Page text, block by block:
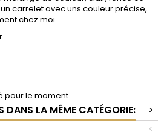
carrelet avec uns couleur précise,
chez moi.
pour le moment.
DANS LA MÊME CATÉGORIE:
>
<